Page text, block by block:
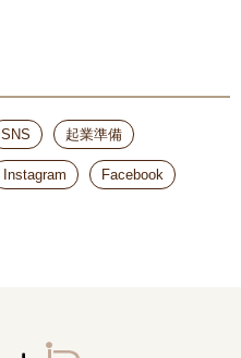
SNS 起業準備
Instagram Facebook